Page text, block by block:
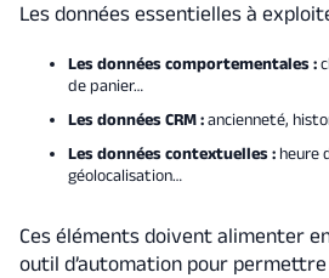
Les données essentielles à
Les données comportementales :
de panier…
Les données CRM :ancienneté,
Les données contextuelles : heure
géolocalisation…
Ces éléments doivent alimenter
outil d’automation pour